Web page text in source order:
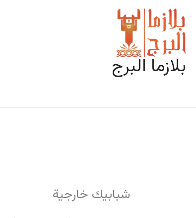
المحتوى
بلازما البرج
شبابيك خارجية